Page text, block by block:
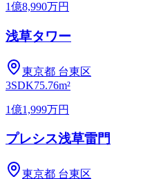
1億8,990万円
浅草タワー
東京都 台東区
3SDK75.76m²
1億1,999万円
プレシス浅草雷門
東京都 台東区